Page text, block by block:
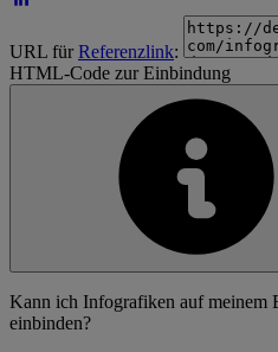
URL fürReferenzlink:
HTML-Code zur Einbindung
Kann ich Infografiken auf meinem
einbinden?